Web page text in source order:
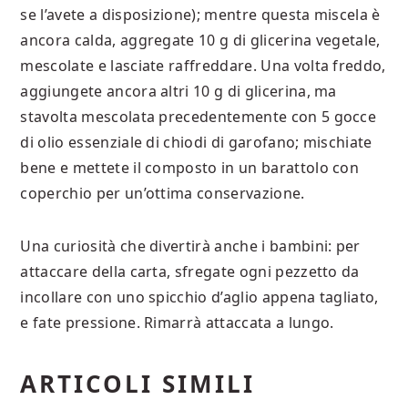
se l’avete a disposizione); mentre questa miscela è
ancora calda, aggregate 10 g di glicerina vegetale,
mescolate e lasciate raffreddare. Una volta freddo,
aggiungete ancora altri 10 g di glicerina, ma
stavolta mescolata precedentemente con 5 gocce
di olio essenziale di chiodi di garofano; mischiate
bene e mettete il composto in un barattolo con
coperchio per un’ottima conservazione.
Una curiosità che divertirà anche i bambini: per
attaccare della carta, sfregate ogni pezzetto da
incollare con uno spicchio d’aglio appena tagliato,
e fate pressione. Rimarrà attaccata a lungo.
ARTICOLI SIMILI